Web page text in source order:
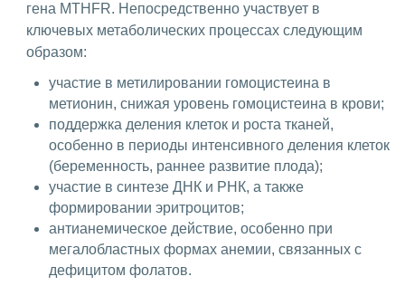
гена MTHFR. Непосредственно участвует в
ключевых метаболических процессах следующим
образом:
участие в метилировании гомоцистеина в
метионин, снижая уровень гомоцистеина в крови;
поддержка деления клеток и роста тканей,
особенно в периоды интенсивного деления клеток
(беременность, раннее развитие плода);
участие в синтезе ДНК и РНК, а также
формировании эритроцитов;
антианемическое действие, особенно при
мегалобластных формах анемии, связанных с
дефицитом фолатов.